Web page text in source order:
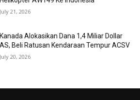
July 21, 2026
Kanada Alokasikan Dana 1,4 Miliar Dollar
AS, Beli Ratusan Kendaraan Tempur ACSV
July 20, 2026